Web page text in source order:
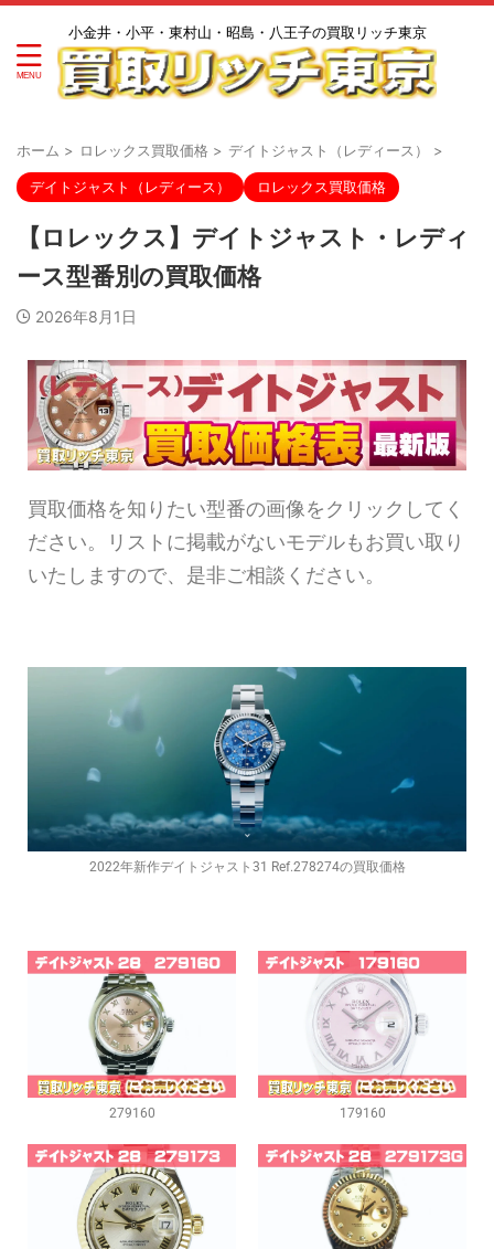
小金井・小平・東村山・昭島・八王子の買取リッチ東京
ホーム > ロレックス買取価格 > デイトジャスト（レディース） >
デイトジャスト（レディース） ロレックス買取価格
【ロレックス】デイトジャスト・レディ
ース型番別の買取価格
2026年8月1日
買取価格を知りたい型番の画像をクリックしてく
ださい。リストに掲載がないモデルもお買い取り
いたしますので、是非ご相談ください。
2022年新作デイトジャスト31 Ref.278274の買取価格
279160 179160